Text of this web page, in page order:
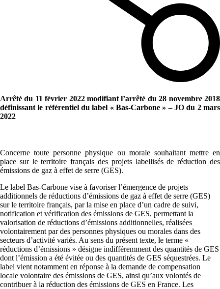
Arrêté du 11 février 2022 modifiant l’arrêté du 28 novembre 2018
définissant le référentiel du label « Bas-Carbone » – JO du 2 mars
2022
Concerne toute personne physique ou morale souhaitant mettre en
place sur le territoire français des projets labellisés de réduction des
émissions de gaz à effet de serre (GES).
Le label Bas-Carbone vise à favoriser l’émergence de projets
additionnels de réductions d’émissions de gaz à effet de serre (GES)
sur le territoire français, par la mise en place d’un cadre de suivi,
notification et vérification des émissions de GES, permettant la
valorisation de réductions d’émissions additionnelles, réalisées
volontairement par des personnes physiques ou morales dans des
secteurs d’activité variés. Au sens du présent texte, le terme «
réductions d’émissions » désigne indifféremment des quantités de GES
dont l’émission a été évitée ou des quantités de GES séquestrées. Le
label vient notamment en réponse à la demande de compensation
locale volontaire des émissions de GES, ainsi qu’aux volontés de
contribuer à la réduction des émissions de GES en France. Les